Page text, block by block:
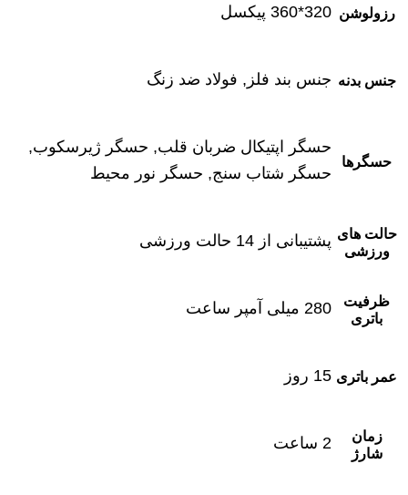
رزولوشن 320*360 پیکسل
جنس بدنه جنس بند فلز, فولاد ضد زنگ
حسگرها
حسگر اپتیکال ضربان قلب, حسگر ژیرسکوب,
حسگر شتاب سنج, حسگر نور محیط
حالت های
ورزشی
پشتیبانی از 14 حالت ورزشی
ظرفیت
باتری
280 میلی آمپر ساعت
عمر باتری 15 روز
زمان
شارژ
2 ساعت